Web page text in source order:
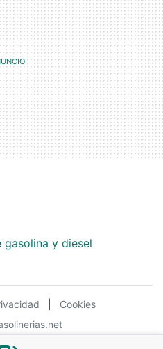
y diesel
Cookies